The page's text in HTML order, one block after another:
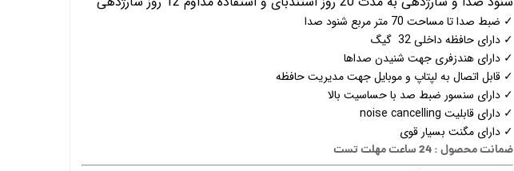
✓ ضبط صدا تا مساحت 70 متر مربع شنود صدا
✓ دارای حافظه داخلی 32 گیگ
✓ دارای هندزفری جهت شنیدن صداها
✓ قابل اتصال به لپتاپ و موبایل جهت مدیریت حافظه
✓ دارای سنسور ضبط صد با حساسیت بالا
✓ دارای قابلیت noise cancelling
✓ دارای مگنت بسیار قوی
ضمانت محصول : 24 ساعت مهلت تست